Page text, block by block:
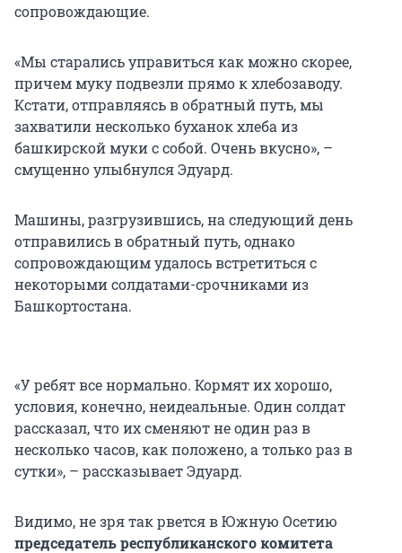
сопровождающие.
«Мы старались управиться как можно скорее,
причем муку подвезли прямо к хлебозаводу.
Кстати, отправляясь в обратный путь, мы
захватили несколько буханок хлеба из
башкирской муки с собой. Очень вкусно», –
смущенно улыбнулся Эдуард.
Машины, разгрузившись, на следующий день
отправились в обратный путь, однако
сопровождающим удалось встретиться с
некоторыми солдатами-срочниками из
Башкортостана.
«У ребят все нормально. Кормят их хорошо,
условия, конечно, неидеальные. Один солдат
рассказал, что их сменяют не один раз в
несколько часов, как положено, а только раз в
сутки», – рассказывает Эдуард.
Видимо, не зря так рвется в Южную Осетию
председатель республиканского комитета